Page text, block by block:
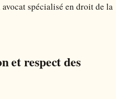
spécialisé en droit de la
et respect des